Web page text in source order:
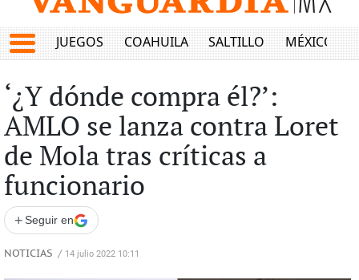
JUEGOS COAHUILA SALTILLO MÉXICO
‘¿Y dónde compra él?’:
AMLO se lanza contra Loret
de Mola tras críticas a
funcionario
+ Seguir en
NOTICIAS / 14 julio 2022 10:11